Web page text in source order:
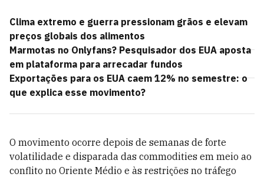
Clima extremo e guerra pressionam grãos e elevam
preços globais dos alimentos
Marmotas no Onlyfans? Pesquisador dos EUA aposta
em plataforma para arrecadar fundos
Exportações para os EUA caem 12% no semestre: o
que explica esse movimento?
O movimento ocorre depois de semanas de forte
volatilidade e disparada das commodities em meio ao
conflito no Oriente Médio e às restrições no tráfego